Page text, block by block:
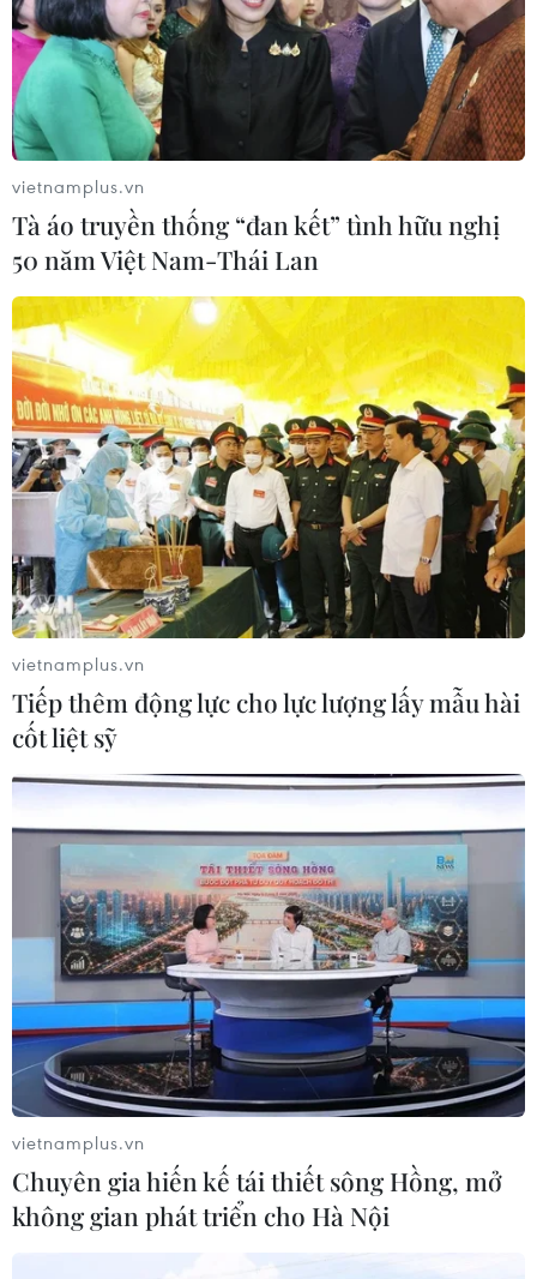
TP.HCM: Đêm nhạc cổ điển giới thiệu
thành tựu âm nhạc Nga nổi tiếng
03/06/2022 05:04
Công chúng sẽ được thưởng thức các tác phẩm nhạc
kịch kinh điển của Nga như một cái nhìn bao quát về
âm nhạc cổ điển Xứ sở Bạch Dương trong khoảng thời
gian hơn 150 năm qua.
Nhà hát Kịch Việt Nam sắp ra mắt nhạc
kịch 'Alice in Wonderland'
29/06/2022 22:46
Thay vì chọn một dự án kịch nói sở trường, nhà hát thử
thách mình với thể loại nhạc kịch đang thịnh hành trên
thế giới để hướng tới sự đổi mới trong sáng tạo nghệ
thuật, tạo sự hấp dẫn với công chúng.
vietnamplus.vn
Tà áo truyền thống “đan kết” tình hữu nghị
50 năm Việt Nam-Thái Lan
vietnamplus.vn
Tiếp thêm động lực cho lực lượng lấy mẫu hài
cốt liệt sỹ
vietnamplus.vn
Chuyên gia hiến kế tái thiết sông Hồng, mở
không gian phát triển cho Hà Nội